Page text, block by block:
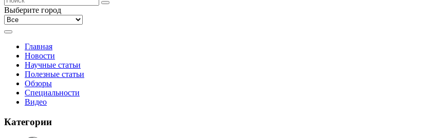
Выберите город
Главная
Новости
Научные статьи
Полезные статьи
Обзоры
Специальности
Видео
Категории